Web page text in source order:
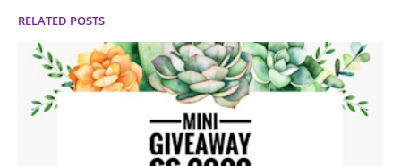
RELATED POSTS